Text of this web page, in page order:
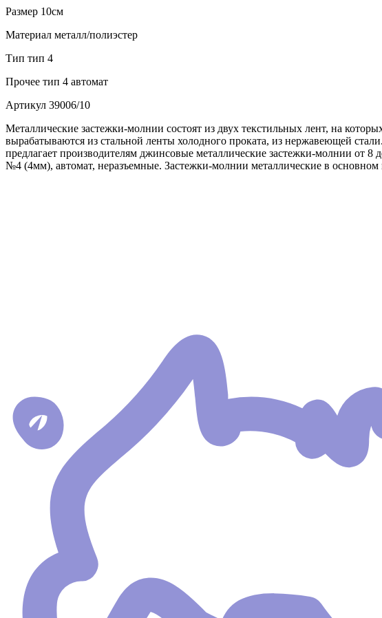
Размер 10см
Материал металл/полиэстер
Тип тип 4
Прочее тип 4 автомат
Артикул 39006/10
Металлические застежки-молнии состоят из двух текстильных лент, на
вырабатываются из стальной ленты холодного проката, из нержавеющей
предлагает производителям джинсовые металлические застежки-молнии от
№4 (4мм), автомат, неразъемные. Застежки-молнии металлические в